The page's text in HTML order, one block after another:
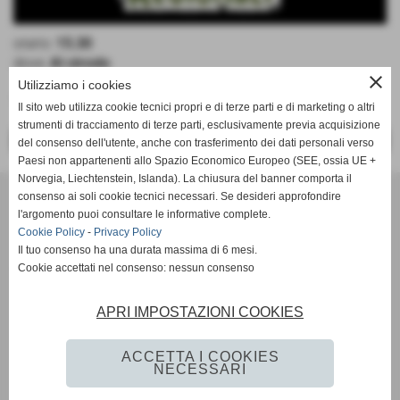
dove:Al circolo
Tc Bisenzio Vs Tennis La Fiorita "A"
<< PRECEDENTE SUCCESSIVO >>
Tennis Club Bisenzio ASD
Via Ada Negri, 15 - 59100 - Prato
P.I. 01526410970 C.F 92006510488
Codice univoco: M5UXCR1
Coordinate bancarie: Banco Desio IBAN IT11A0344002811000000510100 -
Tel. 0574/46.56.49
info@tcbisenzio.it direzione@tcbisenzio.it
Privacy Policy-Cookie Policy
close
Utilizziamo i cookies
Il sito web utilizza cookie tecnici propri e di terze parti e di marketing o altri
strumenti di tracciamento di terze parti, esclusivamente previa acquisizione
del consenso dell'utente, anche con trasferimento dei dati personali verso
Paesi non appartenenti allo Spazio Economico Europeo (SEE, ossia UE +
Norvegia, Liechtenstein, Islanda). La chiusura del banner comporta il
consenso ai soli cookie tecnici necessari. Se desideri approfondire
l'argomento puoi consultare le informative complete.
Cookie Policy - Privacy Policy
Il tuo consenso ha una durata massima di 6 mesi.
Cookie accettati nel consenso: nessun consenso
APRI IMPOSTAZIONI COOKIES
ACCETTA I COOKIES
NECESSARI